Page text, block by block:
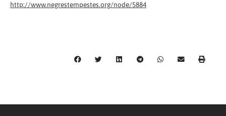
http://www.negrestempestes.org/node/5884